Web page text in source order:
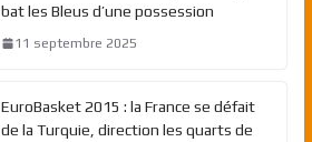
bat les Bleus d’une possession
11 septembre 2025
EuroBasket 2015 : la France se défait
de la Turquie, direction les quarts de